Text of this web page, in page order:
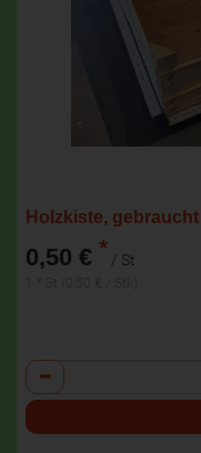
Holzkiste,
0,50 € * / St
Anzahl